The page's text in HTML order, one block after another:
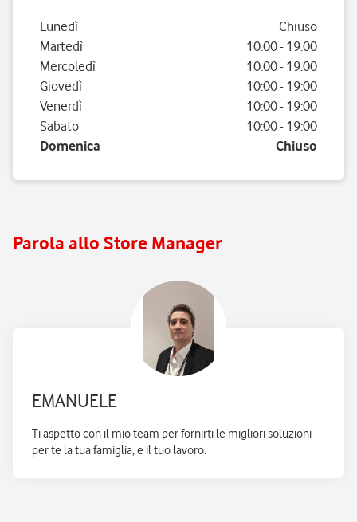
Giorno della settimana
Lunedì
Chiuso
Martedì
10:00- 19:00
Mercoledì
10:00- 19:00
Giovedì
10:00- 19:00
Venerdì
10:00- 19:00
Sabato
10:00- 19:00
Domenica
Chiuso
Parola allo Store Manager
EMANUELE
Ti aspetto con il mio team per fornirti le migliori soluzioni
per te la tua famiglia, e il tuo lavoro.